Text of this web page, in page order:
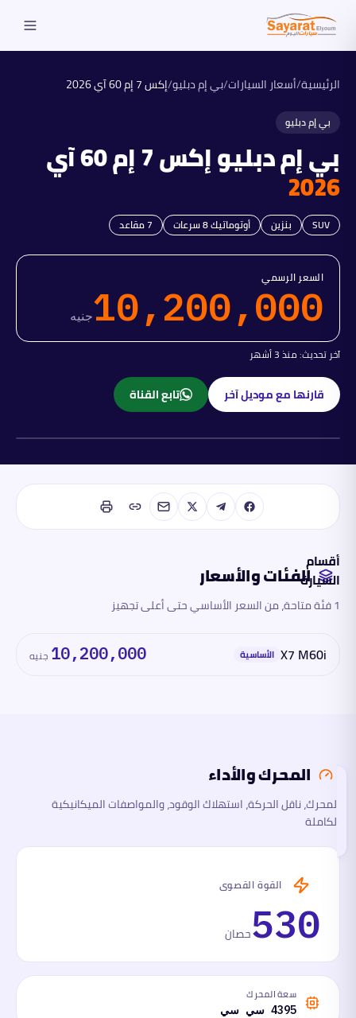
الرئيسية/أسعار السيارات/بي إم دبليو/إكس 7 إم 60 آي 2026
بي إم دبليو
بي إم دبليوإكس 7 إم 60 آي
2026
SUV بنزين أوتوماتيك 8 سرعات 7مقاعد
السعر الرسمي
10,200,000جنيه
آخر تحديث:منذ 3 أشهر
قارنها مع موديل آخر تابع القناة
أقسام
السيارة
الفئات
السلامة
والتقنية
تقرأ
ما
لها
وما
عليها
الفئات والأسعار
1 فئة متاحة، من السعر الأساسي حتى أعلى تجهيز
X7 M60i الأساسية 10,200,000 جنيه
المحرك والأداء
المحرك، ناقل الحركة، استهلاك الوقود، والمواصفات الميكانيكية
الكاملة
القوة القصوى
530حصان
سعة المحرك
4395 سي سي